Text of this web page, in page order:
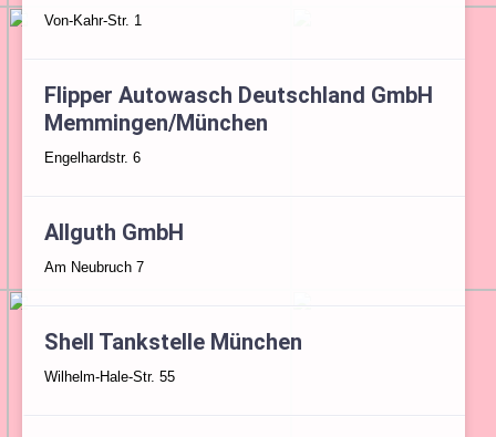
Von-Kahr-Str. 1
Flipper Autowasch Deutschland GmbH
Memmingen/München
Engelhardstr. 6
Allguth GmbH
Am Neubruch 7
Shell Tankstelle München
Wilhelm-Hale-Str. 55